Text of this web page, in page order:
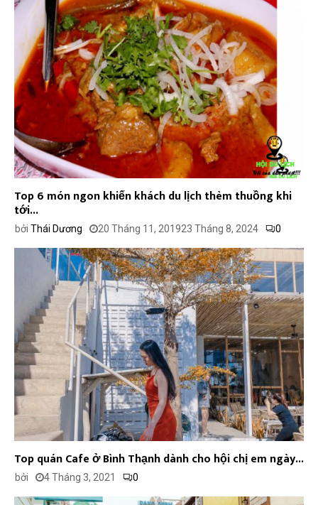
Top 6 món ngon khiến khách du lịch thèm thuồng khi
tới...
bởi Thái Dương 20 Tháng 11, 201923 Tháng 8, 2024 0
Top quán Cafe ở Bình Thạnh dành cho hội chị em ngày...
bởi 4 Tháng 3, 2021 0